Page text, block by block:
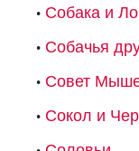
Собака и
Собачья
Совет
Сокол и